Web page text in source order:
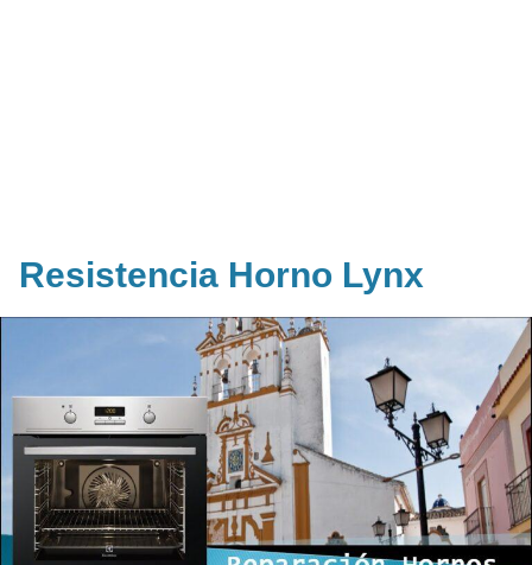
Resistencia Horno Lynx